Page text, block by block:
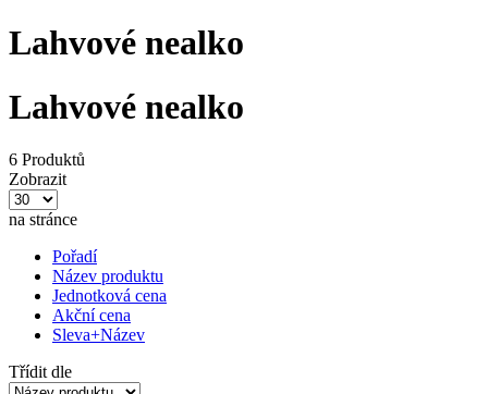
Lahvové nealko
Lahvové nealko
6 Produktů
Zobrazit
na stránce
Pořadí
Název produktu
Jednotková cena
Akční cena
Sleva+Název
Třídit dle